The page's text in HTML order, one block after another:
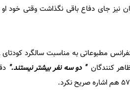
نیز جای دفاع باقی نگذاشت وقتی خود
کنندگان " دو سه نفر بیشتر نیستند."